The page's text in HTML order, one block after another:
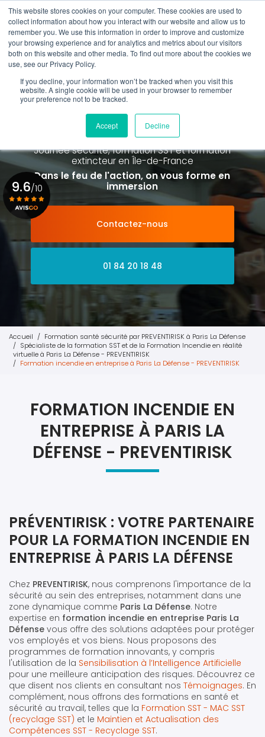
This website stores cookies on your computer. These cookies are used to
collect information about how you interact with our website and allow us to
remember you. We use this information in order to improve and customize
your browsing experience and for analytics and metrics about our visitors
both on this website and other media. To find out more about the cookies we
use, see our Privacy Policy.
If you decline, your information won’t be tracked when you visit this
website. A single cookie will be used in your browser to remember
your preference not to be tracked.
Accept Decline
Aller
au
contenu
principal
01 84 20 18 48
Spécialiste de la formation SST et
de la Formation Incendie
à Paris La Défense depuis 2015
Journée sécurité, formation SST et formation
extincteuren Île-de-France
Dans le feu de l'action, on vous forme en
immersion
Contactez-nous
01 84 20 18 48
9.6/10
Voir le certificat
Accueil
Formation santé sécurité par PREVENTIRISK à Paris La Défense
Spécialiste de la formation SST et de la Formation Incendie en réalité
virtuelle à Paris La Défense - PREVENTIRISK
Formation incendie en entreprise à Paris La Défense - PREVENTIRISK
FORMATION INCENDIE EN
ENTREPRISE À PARIS LA
DÉFENSE - PREVENTIRISK
PRÉVENTIRISK : VOTRE PARTENAIRE
POUR LA FORMATION INCENDIE EN
ENTREPRISE À PARIS LA DÉFENSE
Chez PREVENTIRISK, nous comprenons l'importance de la
sécurité au sein des entreprises, notamment dans une
zone dynamique comme Paris La Défense. Notre
expertise en formation incendie en entreprise Paris La
Défense vous offre des solutions adaptées pour protéger
vos employés et vos biens. Nous proposons des
programmes de formation innovants, y compris
l'utilisation de la Sensibilisation à l’Intelligence Artificielle
pour une meilleure anticipation des risques. Découvrez ce
que disent nos clients en consultant nos Témoignages. En
complément, nous offrons des formations en santé et
sécurité au travail, telles que la Formation SST - MAC SST
(recyclage SST) et le Maintien et Actualisation des
Compétences SST - Recyclage SST.